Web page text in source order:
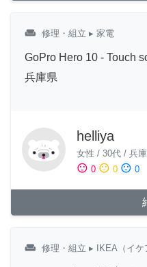
weekend 修理・組立 ▸ 家電
GoPro Hero 10 - Touch
兵庫県
helliya
女性 / 30代 / 兵
sentiment_satisfied 0 sentiment_neutral 0 sentiment_dissatisfied 0
weekend 修理・組立 ▸ IKEA（イケ